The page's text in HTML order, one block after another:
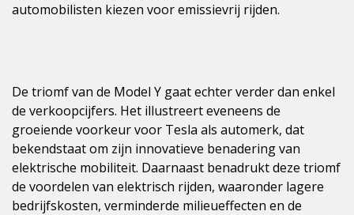
automobilisten kiezen voor emissievrij rijden.
De triomf van de Model Y gaat echter verder dan enkel
de verkoopcijfers. Het illustreert eveneens de
groeiende voorkeur voor Tesla als automerk, dat
bekendstaat om zijn innovatieve benadering van
elektrische mobiliteit. Daarnaast benadrukt deze triomf
de voordelen van elektrisch rijden, waaronder lagere
bedrijfskosten, verminderde milieueffecten en de